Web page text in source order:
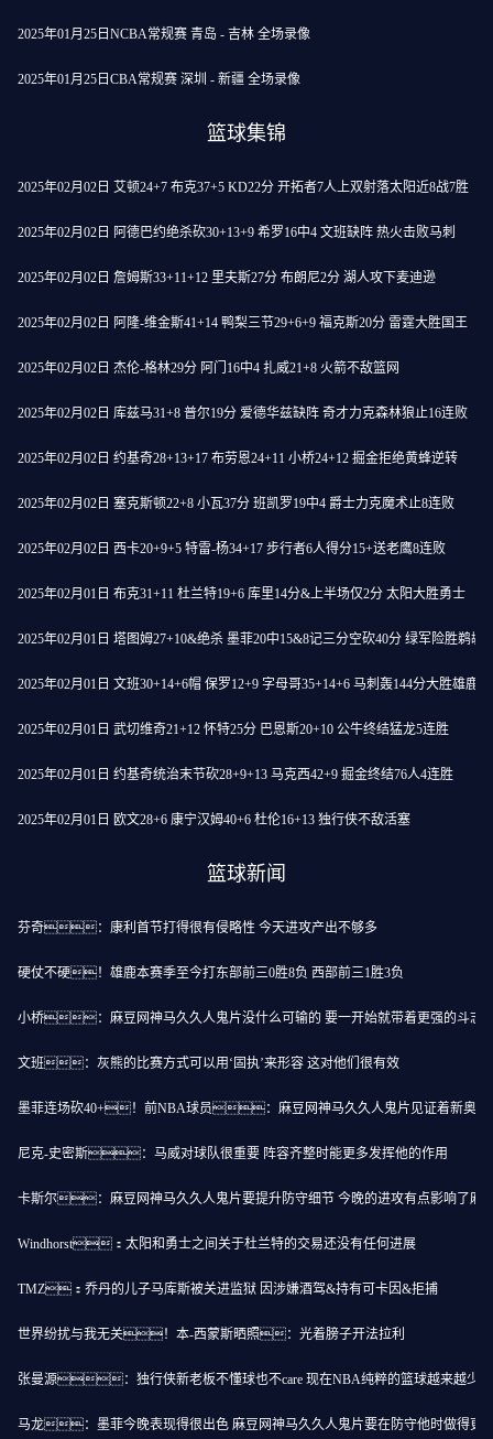
2025年01月25日NCBA常规赛 青岛 - 吉林 全场录像
2025年01月25日CBA常规赛 深圳 - 新疆 全场录像
篮球集锦
2025年02月02日 艾顿24+7 布克37+5 KD22分 开拓者7人上双射落太阳近8战7胜
2025年02月02日 阿德巴约绝杀砍30+13+9 希罗16中4 文班缺阵 热火击败马刺
2025年02月02日 詹姆斯33+11+12 里夫斯27分 布朗尼2分 湖人攻下麦迪逊
2025年02月02日 阿隆-维金斯41+14 鸭梨三节29+6+9 福克斯20分 雷霆大胜国王
2025年02月02日 杰伦-格林29分 阿门16中4 扎威21+8 火箭不敌篮网
2025年02月02日 库兹马31+8 普尔19分 爱德华兹缺阵 奇才力克森林狼止16连败
2025年02月02日 约基奇28+13+17 布劳恩24+11 小桥24+12 掘金拒绝黄蜂逆转
2025年02月02日 塞克斯顿22+8 小瓦37分 班凯罗19中4 爵士力克魔术止8连败
2025年02月02日 西卡20+9+5 特雷-杨34+17 步行者6人得分15+送老鹰8连败
2025年02月01日 布克31+11 杜兰特19+6 库里14分&上半场仅2分 太阳大胜勇士
2025年02月01日 塔图姆27+10&绝杀 墨菲20中15&8记三分空砍40分 绿军险胜鹈鹕
2025年02月01日 文班30+14+6帽 保罗12+9 字母哥35+14+6 马刺轰144分大胜雄鹿
2025年02月01日 武切维奇21+12 怀特25分 巴恩斯20+10 公牛终结猛龙5连胜
2025年02月01日 约基奇统治末节砍28+9+13 马克西42+9 掘金终结76人4连胜
2025年02月01日 欧文28+6 康宁汉姆40+6 杜伦16+13 独行侠不敌活塞
篮球新闻
芬奇：康利首节打得很有侵略性 今天进攻产出不够多
硬仗不硬！雄鹿本赛季至今打东部前三0胜8负 西部前三1胜3负
小桥：麻豆网神马久久人鬼片没什么可输的 要一开始就带着更强的斗志
文班：灰熊的比赛方式可以用‘固执’来形容 这对他们很有效
墨菲连场砍40+！前NBA球员：麻豆网神马久久人鬼片见证着新奥尔
尼克-史密斯：马威对球队很重要 阵容齐整时能更多发挥他的作用
卡斯尔：麻豆网神马久久人鬼片要提升防守细节 今晚的进攻有点影响了麻
Windhorst：太阳和勇士之间关于杜兰特的交易还没有任何进展
TMZ：乔丹的儿子马库斯被关进监狱 因涉嫌酒驾&持有可卡因&拒捕
世界纷扰与我无关！本-西蒙斯晒照：光着膀子开法拉利
张曼源：独行侠新老板不懂球也不care 现在NBA纯粹的篮球越来越少
马龙：墨菲今晚表现得很出色 麻豆网神马久久人鬼片要在防守他时做得更